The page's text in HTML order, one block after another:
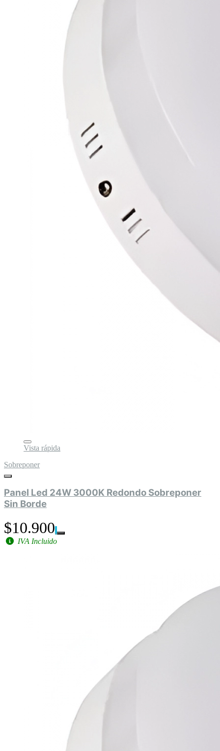
Vista rápida
Sobreponer
Panel Led 24W 3000K Redondo Sobreponer
Sin Borde
$10.900
IVA Incluido